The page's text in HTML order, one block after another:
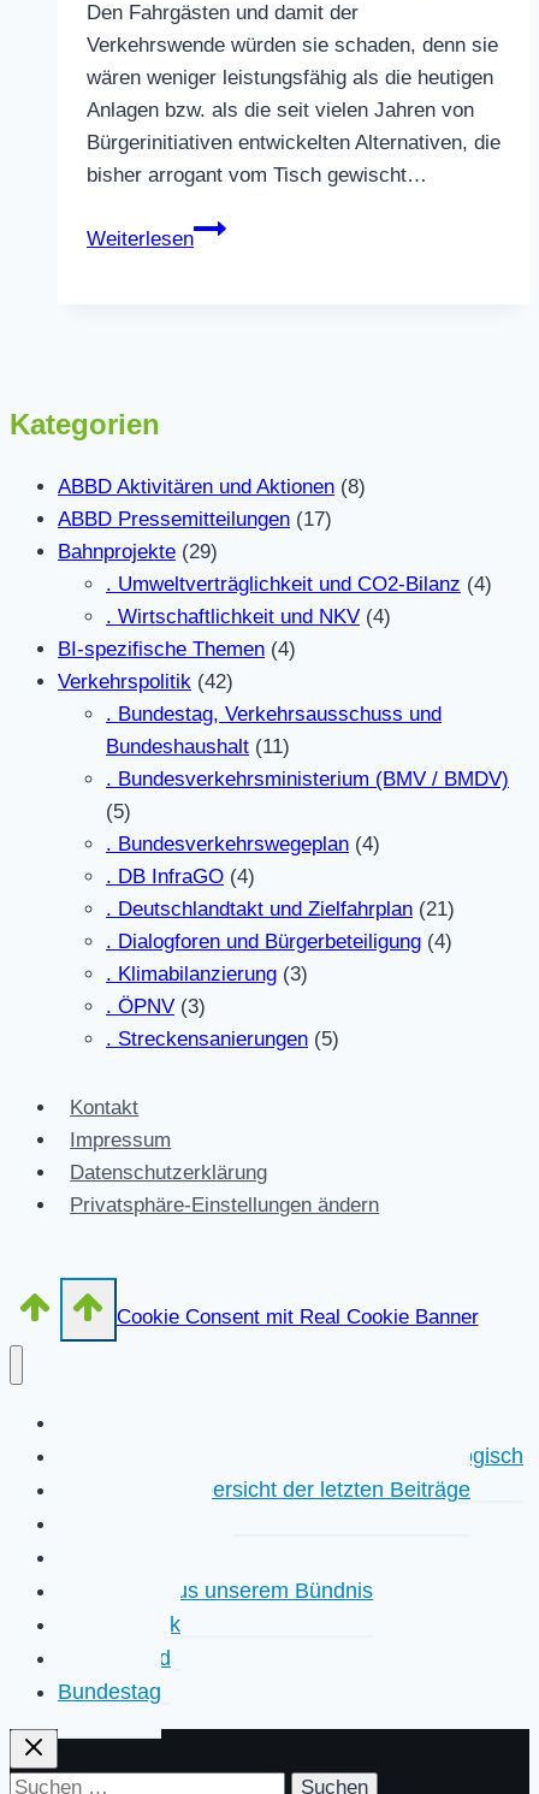
Den Fahrgästen und damit der
Verkehrswende würden sie schaden, denn sie
wären weniger leistungsfähig als die heutigen
Anlagen bzw. als die seit vielen Jahren von
Bürgerinitiativen entwickelten Alternativen, die
bisher arrogant vom Tisch gewischt…
Weiterlesen
Die
und
schädliche
Projekte
sofort
stoppen
Kategorien
ABBD Aktivitären und Aktionen (8)
ABBD Pressemitteilungen (17)
Bahnprojekte (29)
. Umweltverträglichkeit und CO2-Bilanz (4)
. Wirtschaftlichkeit und NKV (4)
BI-spezifische Themen (4)
Verkehrspolitik (42)
. Bundestag, Verkehrsausschuss und
Bundeshaushalt (11)
. Bundesverkehrsministerium (BMV / BMDV)
(5)
. Bundesverkehrswegeplan (4)
. DB InfraGO (4)
. Deutschlandtakt und Zielfahrplan (21)
. Dialogforen und Bürgerbeteiligung (4)
. Klimabilanzierung (3)
. ÖPNV (3)
. Streckensanierungen (5)
Kontakt
Impressum
Datenschutzerklärung
Privatsphäre-Einstellungen ändern
Cookie Consent mit Real Cookie Banner
Kurzübersicht der letzten Beiträge chronologisch
Detailliertere Übersicht der letzten Beiträge
Aktivitäten aus unserem Bündnis
Faktencheck
Hintergrund
Bundestag
Suchen